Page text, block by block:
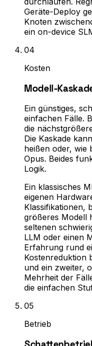
Geräte-Deploy
Knoten
ein on-device
04
Kosten
Modell-
Ein günstiges,
einfachen Fälle.
die
Die Kaskade
heißen oder,
Opus. Beides
Logik.
Ein klassisches
eigenen
Klassifikationen,
größeres Modell
seltenen
LLM oder einen
Erfahrung rund
Kostenreduktion
und ein zweiter,
Mehrheit der
die einfachen
05
Betrieb